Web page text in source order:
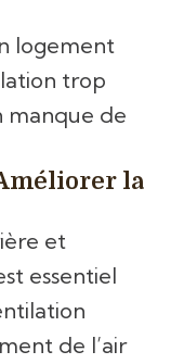
logement
trop
manque de
la
et
essentiel
de l’air